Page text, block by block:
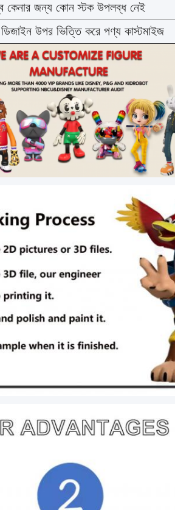
কেনার জন্য কোন স্টক উপলব্ধ নেই
ডিজাইন উপর ভিত্তি করে পণ্য কাস্টমাইজ